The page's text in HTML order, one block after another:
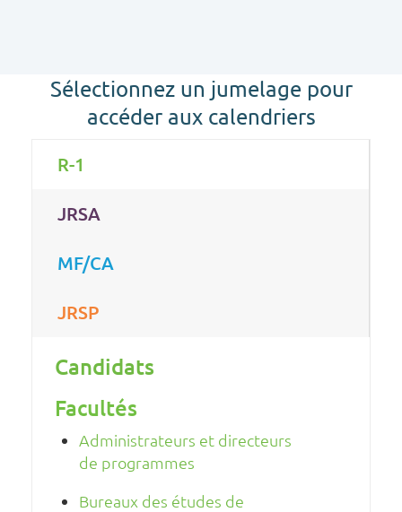
Sélectionnez un jumelage pour
accéder aux calendriers
R-1
JRSA
MF/CA
JRSP
Candidats
Facultés
Administrateurs et directeurs
de programmes
Bureaux des études de